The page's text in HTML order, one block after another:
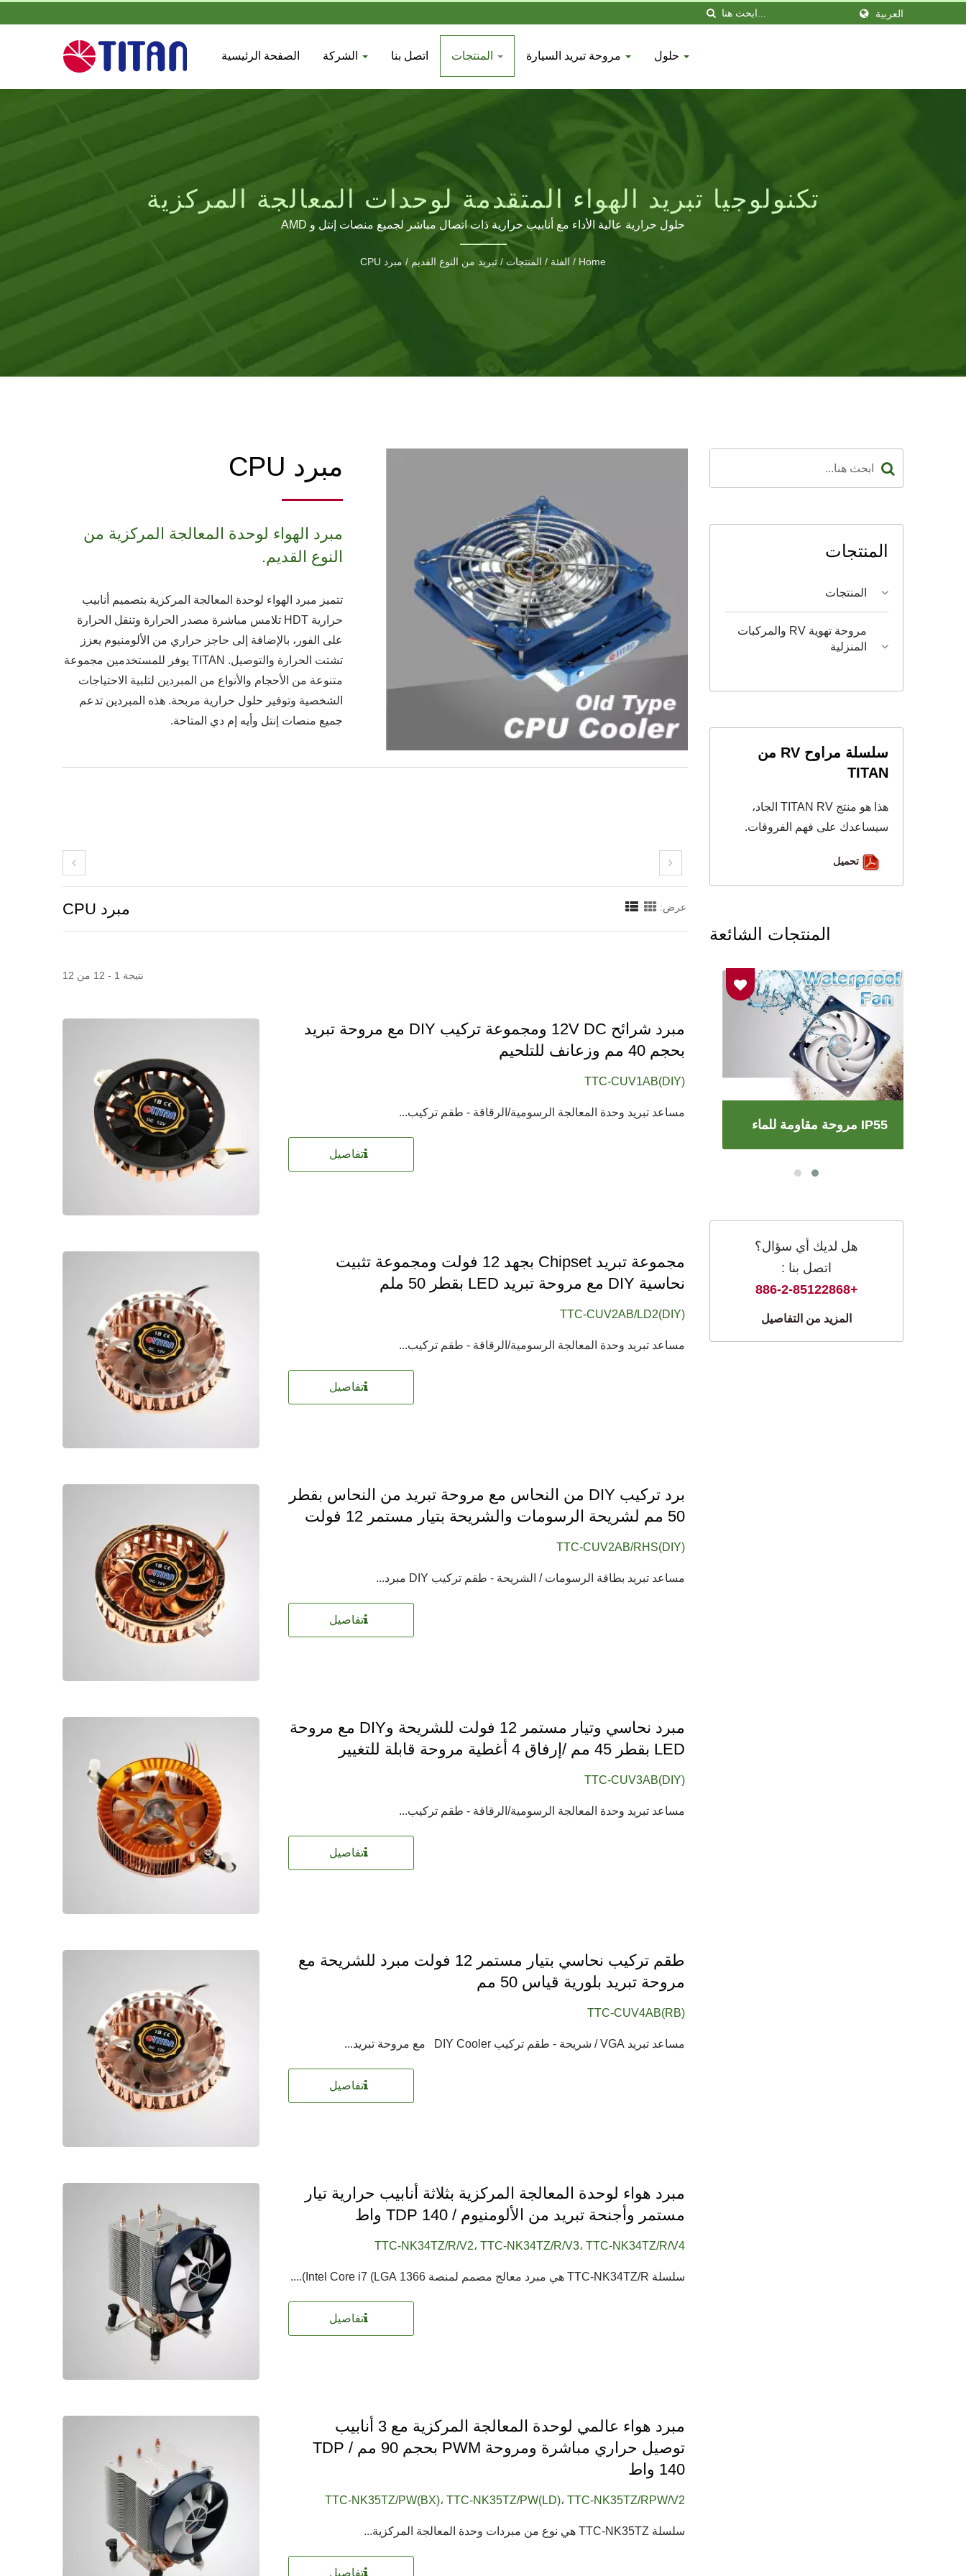
العربية
الصفحة الرئيسية اتصل بنا
تكنولوجيا تبريد الهواء المتقدمة لوحدات المعالجة المركزية
حلول حرارية عالية الأداء مع أنابيب حرارية ذات اتصال مباشر لجميع منصات إنتل و AMD
Home
/ الفئة / المنتجات / تبريد من النوع القديم / مبرد CPU
مبرد CPU
مبرد الهواء لوحدة المعالجة المركزية من
النوع القديم.
تتميز مبرد الهواء لوحدة المعالجة المركزية بتصميم أنابيب
حرارية HDT تلامس مباشرة مصدر الحرارة وتنقل الحرارة
على الفور، بالإضافة إلى حاجز حراري من الألومنيوم يعزز
تشتت الحرارة والتوصيل. TITAN يوفر للمستخدمين مجموعة
متنوعة من الأحجام والأنواع من المبردين لتلبية الاحتياجات
الشخصية وتوفير حلول حرارية مربحة. هذه المبردين تدعم
جميع منصات إنتل وأيه إم دي المتاحة.
مبرد CPU عرض:
نتيجة 1 - 12 من 12
مبرد شرائح 12V DC ومجموعة تركيب DIY مع مروحة تبريد
بحجم 40 مم وزعانف للتلحيم
TTC-CUV1AB(DIY)
مساعد تبريد وحدة المعالجة الرسومية/الرقاقة - طقم تركيب...
تفاصيل
مجموعة تبريد Chipset بجهد 12 فولت ومجموعة تثبيت
نحاسية DIY مع مروحة تبريد LED بقطر 50 ملم
TTC-CUV2AB/LD2(DIY)
مساعد تبريد وحدة المعالجة الرسومية/الرقاقة - طقم تركيب...
تفاصيل
برد تركيب DIY من النحاس مع مروحة تبريد من النحاس بقطر
50 مم لشريحة الرسومات والشريحة بتيار مستمر 12 فولت
TTC-CUV2AB/RHS(DIY)
مساعد تبريد بطاقة الرسومات / الشريحة - طقم تركيب DIY مبرد...
تفاصيل
مبرد نحاسي وتيار مستمر 12 فولت للشريحة وDIY مع مروحة
LED بقطر 45 مم /إرفاق 4 أغطية مروحة قابلة للتغيير
TTC-CUV3AB(DIY)
مساعد تبريد وحدة المعالجة الرسومية/الرقاقة - طقم تركيب...
تفاصيل
طقم تركيب نحاسي بتيار مستمر 12 فولت مبرد للشريحة مع
مروحة تبريد بلورية قياس 50 مم
TTC-CUV4AB(RB)
مساعد تبريد VGA / شريحة - طقم تركيب DIY Cooler مع مروحة تبريد...
تفاصيل
مبرد هواء لوحدة المعالجة المركزية بثلاثة أنابيب حرارية تيار
مستمر وأجنحة تبريد من الألومنيوم / TDP 140 واط
TTC-NK34TZ/R/V2، TTC-NK34TZ/R/V3، TTC-NK34TZ/R/V4
سلسلة TTC-NK34TZ/R هي مبرد معالج مصمم لمنصة Intel Core i7 (LGA 1366)....
تفاصيل
مبرد هواء عالمي لوحدة المعالجة المركزية مع 3 أنابيب
توصيل حراري مباشرة ومروحة PWM بحجم 90 مم / TDP
140 واط
TTC-NK35TZ/PW(BX)، TTC-NK35TZ/PW(LD)، TTC-NK35TZ/RPW/V2
سلسلة TTC-NK35TZ هي نوع من مبردات وحدة المعالجة المركزية...
تفاصيل
المنتجات
المنتجات
مروحة تهوية RV والمركبات
المنزلية
سلسلة مراوح RV من
TITAN
هذا هو منتج TITAN RV الجاد،
سيساعدك على فهم الفروقات.
تحميل
المنتجات الشائعة
مروحة ثلاجة RV مروحة مقاومة للماء IP55
هل لديك أي سؤال؟
اتصل بنا :
+886-2-85122868
المزيد من التفاصيل